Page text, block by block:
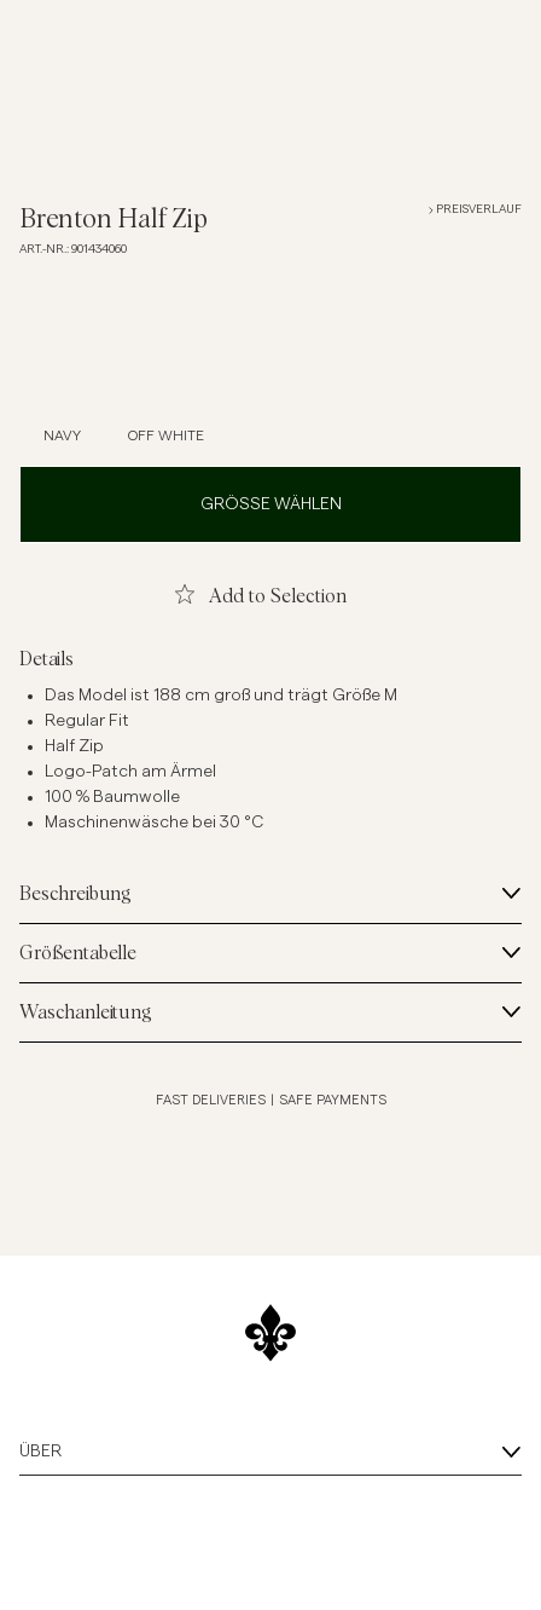
Hemden
T-Shirts
Unterwäsche
Brenton Half Zip
ART.-NR.: 901434060
PREISVERLAUF
NAVY OFF WHITE
GRÖSSE WÄHLEN
Add to Selection
Details
Das Model ist 188 cm groß und trägt Größe M
Regular Fit
Half Zip
Logo-Patch am Ärmel
100 % Baumwolle
Maschinenwäsche bei 30 °C
Beschreibung
Größentabelle
Waschanleitung
FAST DELIVERIES SAFE PAYMENTS
ÜBER